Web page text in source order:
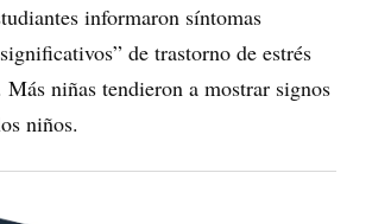
informaron síntomas
de trastorno de estrés
niñas tendieron a mostrar signos
niños.